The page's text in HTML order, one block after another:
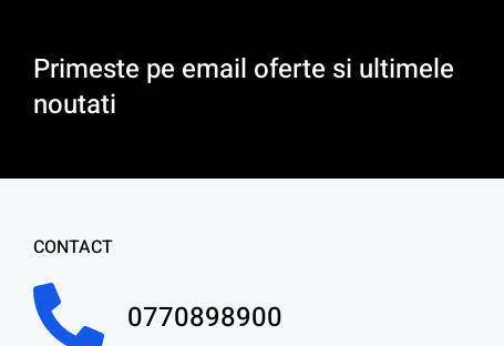
Primeste pe email oferte si ultimele
noutati
CONTACT
0770898900